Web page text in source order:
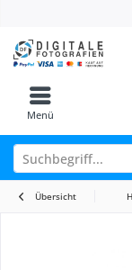
Menü
Übersicht